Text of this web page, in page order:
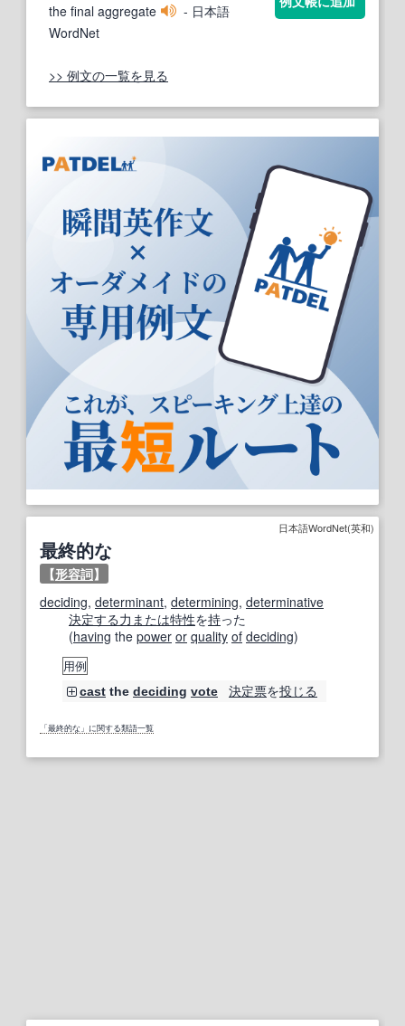
the final aggregate
- 日本語
WordNet
>> 例文の一覧を見る
日本語WordNet(英和)
最終的な
【形容詞】
deciding, determinant, determining, determinative
決定する力 または特性を持った
(having the power or quality of deciding)
用例
cast the deciding vote 決定票を投じる
「最終的な」に関する類語一覧